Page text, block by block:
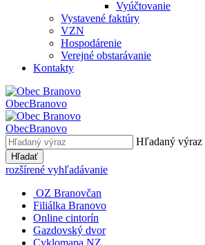
Vyúčtovanie
Vystavené faktúry
VZN
Hospodárenie
Verejné obstarávanie
Kontakty
ObecBranovo
ObecBranovo
Hľadaný výraz
Hľadať
rozšírené vyhľadávanie
OZ Branovčan
Filiálka Branovo
Online cintorín
Gazdovský dvor
Cyklomapa NZ